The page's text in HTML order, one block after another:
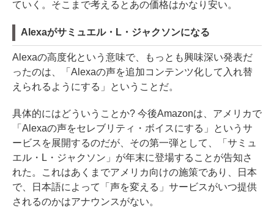
ていく。そこまで考えるとあの価格はかなり安い。
Alexaがサミュエル・L・ジャクソンになる
Alexaの高度化という意味で、もっとも興味深い発表だ
ったのは、「Alexaの声を追加コンテンツ化して入れ替
えられるようにする」ということだ。
具体的にはどういうことか? 今後Amazonは、アメリカで
「Alexaの声をセレブリティ・ボイスにする」というサ
ービスを展開するのだが、その第一弾として、「サミュ
エル・L・ジャクソン」が年末に登場することが告知さ
れた。これはあくまでアメリカ向けの施策であり、日本
で、日本語によって「声を変える」サービスがいつ提供
されるのかはアナウンスがない。